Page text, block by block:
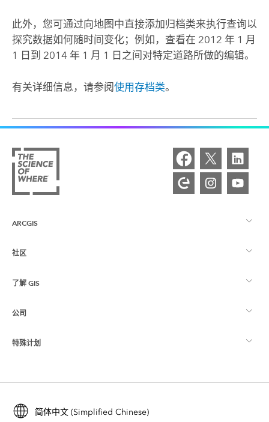
此外，您可通过向地图中直接添加归档类来执行查询以
探究数据如何随时间变化；例如，查看在 2012 年 1 月
1 日到 2014 年 1 月 1 日之间对特定道路所做的编辑。
有关详细信息，请参阅使用存档类。
ARCGIS
ArcGIS 概览
制图
社区
Esri 社区
ArcGIS 博客
用户研究和测试
Esri 年轻专家关系网
了解 GIS
什么是 GIS？
位置智能
培训
ArcUser
公司
关于 Esri
招贤纳士
特殊计划
ArcGIS for Student Use
简体中文 (Simplified Chinese)